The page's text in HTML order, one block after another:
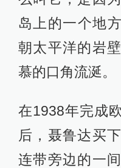
岛上的一个地
朝太平洋的岩
慕的口角流涎。
在1938年完成
后，聂鲁达买
连带旁边的一